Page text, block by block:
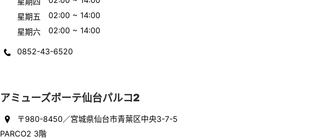
星期五
02:00 ~ 14:00
星期六
02:00 ~ 14:00
0852-43-6520
アミューズボーテ仙台パルコ2
〒980-8450／宮城県仙台市青葉区中央3-7-5
PARCO2 3階